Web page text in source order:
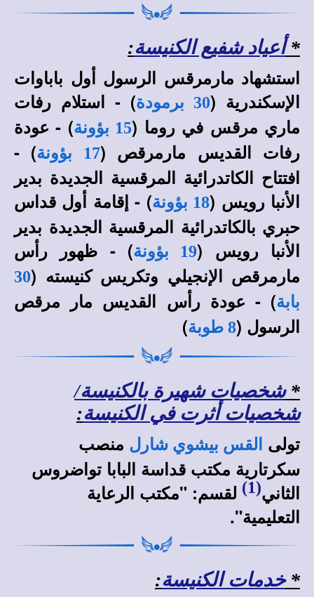
*أعياد شفيع الكنيسة:
استشهاد مارمرقس الرسول أول باباوات
الإسكندرية (30 برمودة
) - استلام رفات
ماري مرقس في روما (15 بؤونة
) - عودة
رفات القديس مارمرقص (17 بؤونة
) -
افتتاح الكاتدرائية المرقسية الجديدة بدير
الأنبا رويس (18 بؤونة
) - إقامة أول قداس
حبري بالكاتدرائية المرقسية الجديدة بدير
الأنبا رويس (19 بؤونة
) - ظهور رأس
مارمرقص الإنجيلي وتكريس كنيسته (30
بابة) - عودة رأس القديس مار مرقص
الرسول (8 طوبة )
*شخصيات شهيرة بالكنيسة/
شخصيات أثرت في الكنيسة:
تولى القس بيشوي شارل منصب
سكرتارية مكتب قداسة البابا تواضروس
الثاني(1)
لقسم: "مكتب الرعاية
التعليمية".
*خدمات الكنيسة: